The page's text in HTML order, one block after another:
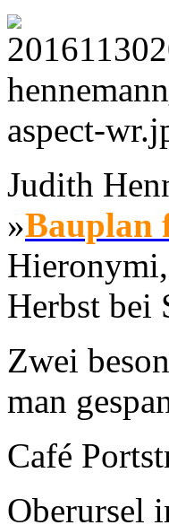
Judith
»Bauplan
Herbst bei
Zwei
man
Café
Oberursel